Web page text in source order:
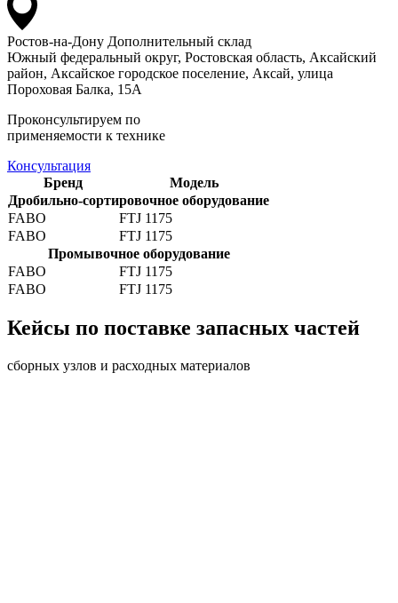
Ростов-на-Дону Дополнительный склад
Южный федеральный округ, Ростовская область, Аксайский
район, Аксайское городское поселение, Аксай, улица
Пороховая Балка, 15А
Проконсультируем по
применяемости к технике
Консультация
Бренд
Модель
Дробильно-сортировочное оборудование
FABO
FTJ 1175
FABO
FTJ 1175
Промывочное оборудование
FABO
FTJ 1175
FABO
FTJ 1175
Кейсы по поставке запасных частей
сборных узлов и расходных материалов